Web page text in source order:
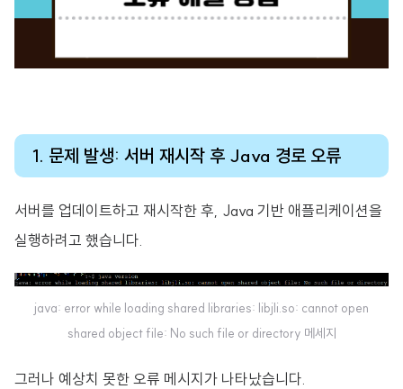
1. 문제 발생: 서버 재시작 후 Java 경로 오류
서버를 업데이트하고 재시작한 후, Java 기반 애플리케이션을
실행하려고 했습니다.
java: error while loading shared libraries: libjli.so: cannot open
shared object file: No such file or directory 메세지
그러나 예상치 못한 오류 메시지가 나타났습니다.